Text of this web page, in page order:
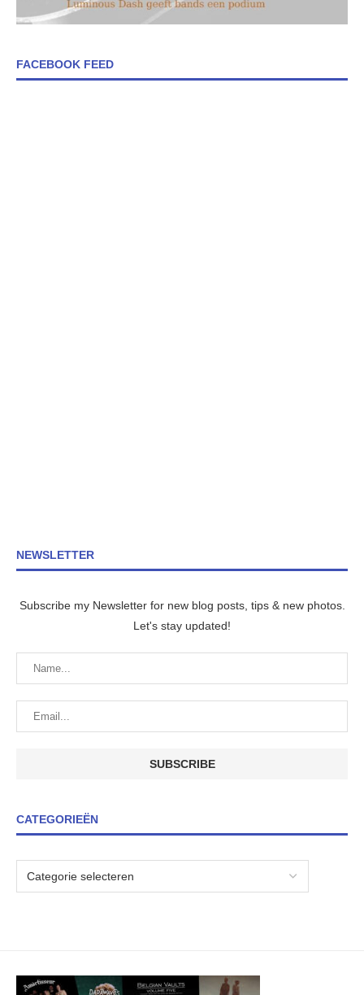
FACEBOOK FEED
NEWSLETTER
Subscribe my Newsletter for new blog posts, tips & new photos.
Let's stay updated!
CATEGORIEËN